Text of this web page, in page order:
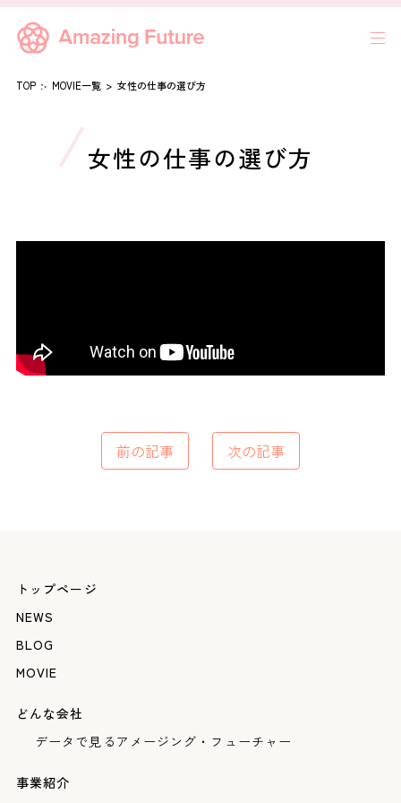
TOP MOVIE一覧 女性の仕事の選び方
女性の仕事の選び方
前の記事 次の記事
トップページ
NEWS
BLOG
MOVIE
どんな会社
データで見るアメージング・フューチャー
事業紹介